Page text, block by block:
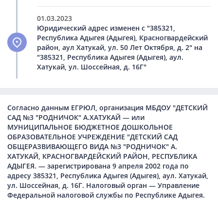
01.03.2023
Юридический адрес изменен с "385321,
Республика Адыгея (Адыгея), Красногвардейский
район, аул Хатукай, ул. 50 Лет Октября, д. 2" на
"385321, Республика Адыгея (Адыгея), аул.
Хатукай, ул. Шоссейная, д. 16Г"
Согласно данным ЕГРЮЛ, организация МБДОУ "ДЕТСКИЙ
САД №3 "РОДНИЧОК" А.ХАТУКАЙ — или
МУНИЦИПАЛЬНОЕ БЮДЖЕТНОЕ ДОШКОЛЬНОЕ
ОБРАЗОВАТЕЛЬНОЕ УЧРЕЖДЕНИЕ "ДЕТСКИЙ САД
ОБЩЕРАЗВИВАЮЩЕГО ВИДА №3 "РОДНИЧОК" А.
ХАТУКАЙ, КРАСНОГВАРДЕЙСКИЙ РАЙОН, РЕСПУБЛИКА
АДЫГЕЯ. — зарегистрирована 9 апреля 2002 года по
адресу 385321, Республика Адыгея (Адыгея), аул. Хатукай,
ул. Шоссейная, д. 16Г. Налоговый орган — Управление
Федеральной налоговой службы по Республике Адыгея.